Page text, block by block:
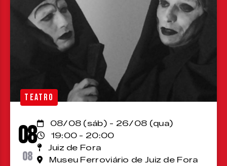
TEATRO
08
08
08/08 (sáb) - 26/08 (qua)
19:00 - 20:00
Juiz de Fora
Museu Ferroviário de Juiz de Fora